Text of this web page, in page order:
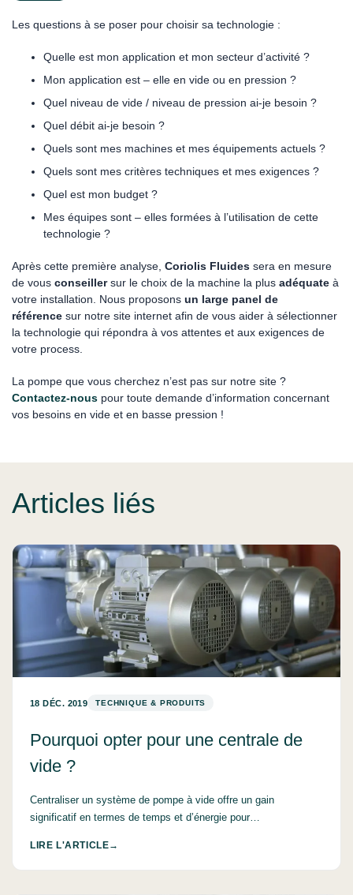
Les questions à se poser pour choisir sa technologie :
Quelle est mon application et mon secteur d’activité ?
Mon application est – elle en vide ou en pression ?
Quel niveau de vide / niveau de pression ai-je besoin ?
Quel débit ai-je besoin ?
Quels sont mes machines et mes équipements actuels ?
Quels sont mes critères techniques et mes exigences ?
Quel est mon budget ?
Mes équipes sont – elles formées à l’utilisation de cette
technologie ?
Après cette première analyse, Coriolis Fluides sera en mesure
de vous conseillersur le choix de la machine la plus adéquate à
votre installation. Nous proposons un large panel de
référence sur notre site internet afin de vous aider à sélectionner
la technologie qui répondra à vos attentes et aux exigences de
votre process.
La pompe que vous cherchez n’est pas sur notre site ?
Contactez-nous pour toute demande d’information concernant
vos besoins en vide et en basse pression !
Articles liés
18 DÉC. 2019 TECHNIQUE & PRODUITS
Pourquoi opter pour une centrale de
vide ?
Centraliser un système de pompe à vide offre un gain
significatif en termes de temps et d’énergie pour…
LIRE L'ARTICLE